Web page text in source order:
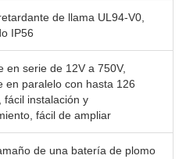
de llama UL94-V0,
IP56
en serie de 12V a 750V,
en paralelo con hasta 126
fácil instalación y
fácil de ampliar
de una batería de plomo